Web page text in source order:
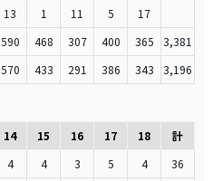
13 1 11 5
17
590 468 307 400 365
3,381
570 433 291 386 343 3,196
14 15 16 17 18
計
4 4 3 5 4
36